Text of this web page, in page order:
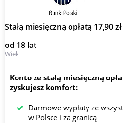
Stałą miesięczną opłatą 17,90 zł
od 18 lat
Wiek
Konto ze stałą miesięczną
zyskujesz komfort:
Darmowe wypłaty ze
w Polsce i za granicą